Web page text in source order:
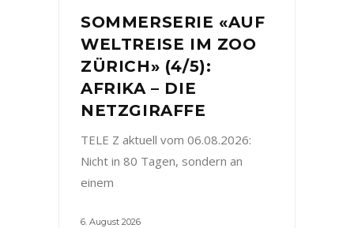
SOMMERSERIE «AUF
WELTREISE IM ZOO
ZÜRICH» (4/5):
AFRIKA – DIE
NETZGIRAFFE
TELE Z aktuell vom 06.08.2026:
Nicht in 80 Tagen, sondern an
einem
6. August 2026